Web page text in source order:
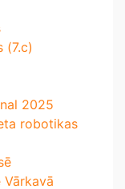
(7.c)
2025
robotikas